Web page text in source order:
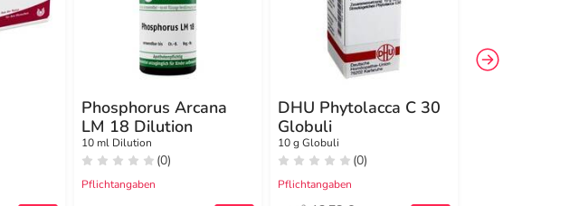
Phosphorus Arcana
LM 18 Dilution
10 ml Dilution
(0)
Pflichtangaben
DHU Phytolacca C 30
Globuli
10 g Globuli
(0)
Pflichtangaben